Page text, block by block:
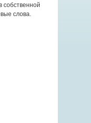
собственной
слова.